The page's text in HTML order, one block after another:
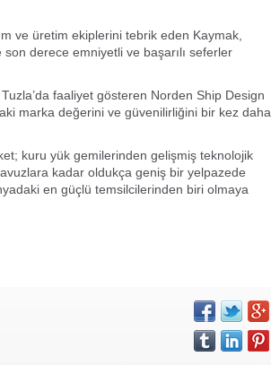
ve üretim ekiplerini tebrik eden Kaymak,
derece emniyetli ve başarılı seferler
faaliyet gösteren Norden Ship Design
marka değerini ve güvenilirliğini bir kez daha
kuru yük gemilerinden gelişmiş teknolojik
kadar oldukça geniş bir yelpazede
en güçlü temsilcilerinden biri olmaya